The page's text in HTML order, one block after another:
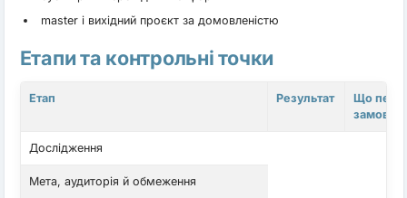
master і вихідний проєкт за домовленістю
Етапи та контрольні точки
Етап Результат
Що
Дослідження
Мета, аудиторія й обмеження